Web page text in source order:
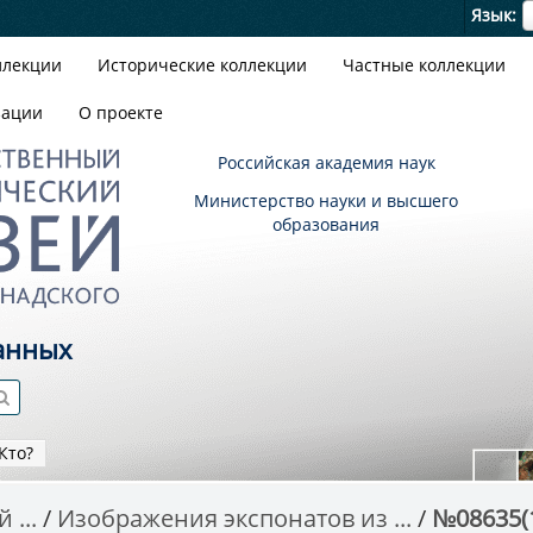
Язык
Исторические коллекции Частные коллекции
О проекте
Российская академия наук
Министерство науки и высшего
образования
... Изображения экспонатов из ...